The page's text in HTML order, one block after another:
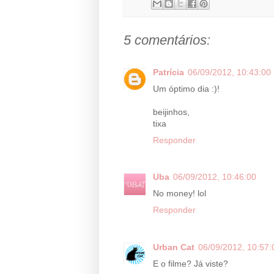
5 comentários:
Patrícia 06/09/2012, 10:43:00
Um óptimo dia :)!
beijinhos,
tixa
Responder
Uba 06/09/2012, 10:46:00
No money! lol
Responder
Urban Cat 06/09/2012,
E o filme? Já viste?